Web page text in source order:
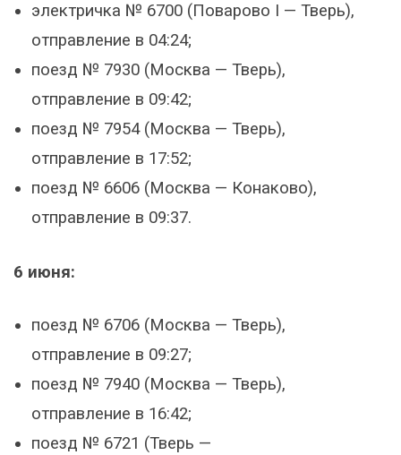
электричка № 6700 (Поварово I — Тверь),
отправление в 04:24;
поезд № 7930 (Москва — Тверь),
отправление в 09:42;
поезд № 7954 (Москва — Тверь),
отправление в 17:52;
поезд № 6606 (Москва — Конаково),
отправление в 09:37.
6 июня:
поезд № 6706 (Москва — Тверь),
отправление в 09:27;
поезд № 7940 (Москва — Тверь),
отправление в 16:42;
поезд № 6721 (Тверь —